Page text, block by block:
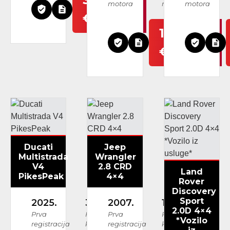
€
motora
mjenjača
18.999
€
motora
Ducati
Multistrada
V4
PikesPeak
2025.
Prva
registracija
3.700 km
Prijeđeni
kilometri
Jeep
Wrangler
2.8 CRD
4×4
2007.
Prva
registracija
171.817 km
Prijeđeni
kilometri
Land
Rover
Discovery
Sport
2.0D 4×4
*Vozilo